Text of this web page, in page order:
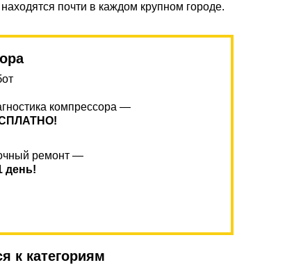
почти в каждом крупном городе.
компрессора —
ремонт —
день!
к категориям